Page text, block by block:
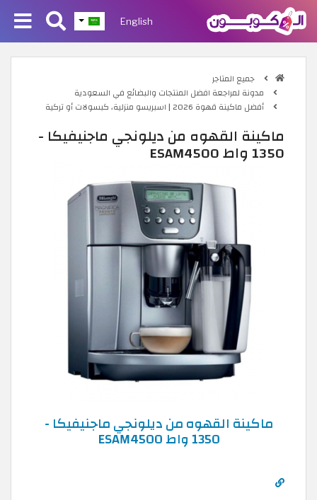
English
جميع المتاجر
مدونة لمراجعة افضل المنتجات والبضائع في السعودية
أفضل ماكينة قهوة 2026 | اسبريسو منزلية، كبسولات أو تركية
ماكينة القهوه من ديلونجي ماجنيفيكا -
1350 واط ESAM4500
ماكينة القهوه من ديلونجي ماجنيفيكا -
1350 واط ESAM4500